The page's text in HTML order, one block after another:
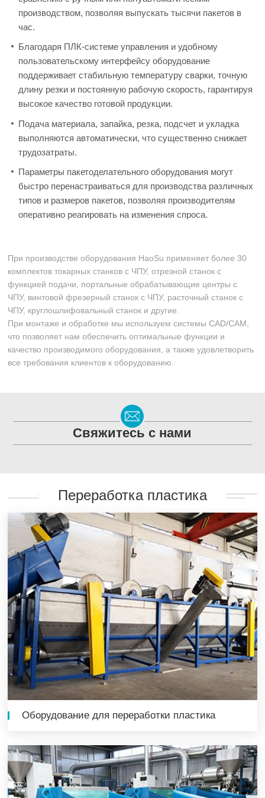
производством, позволяя выпускать тысячи пакетов в
час.
Благодаря ПЛК-системе управления и удобному
пользовательскому интерфейсу оборудование
поддерживает стабильную температуру сварки, точную
длину резки и постоянную рабочую скорость, гарантируя
высокое качество готовой продукции.
Подача материала, запайка, резка, подсчет и укладка
выполняются автоматически, что существенно снижает
трудозатраты.
Параметры пакетоделательного оборудования могут
быстро перенастраиваться для производства различных
типов и размеров пакетов, позволяя производителям
оперативно реагировать на изменения спроса.
При производстве оборудования HaoSu применяет более 30
комплектов токарных станков с ЧПУ, отрезной станок с
функцией подачи, портальные обрабатывающие центры с
ЧПУ, винтовой фрезерный станок с ЧПУ, расточный станок с
ЧПУ, круглошлифовальный станок и другие.
При монтаже и обработке мы используем системы CAD/CAM,
что позволяет нам обеспечить оптимальные функции и
качество производимого оборудования, а также удовлетворить
все требования клиентов к оборудованию.
Свяжитесь с нами
Переработка пластика
Оборудование для переработки пластика